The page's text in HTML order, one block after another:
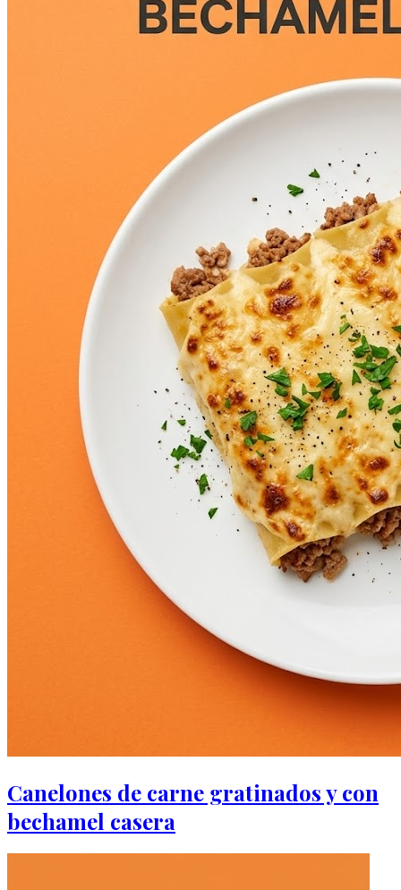
Canelones de carne gratinados y con
bechamel casera